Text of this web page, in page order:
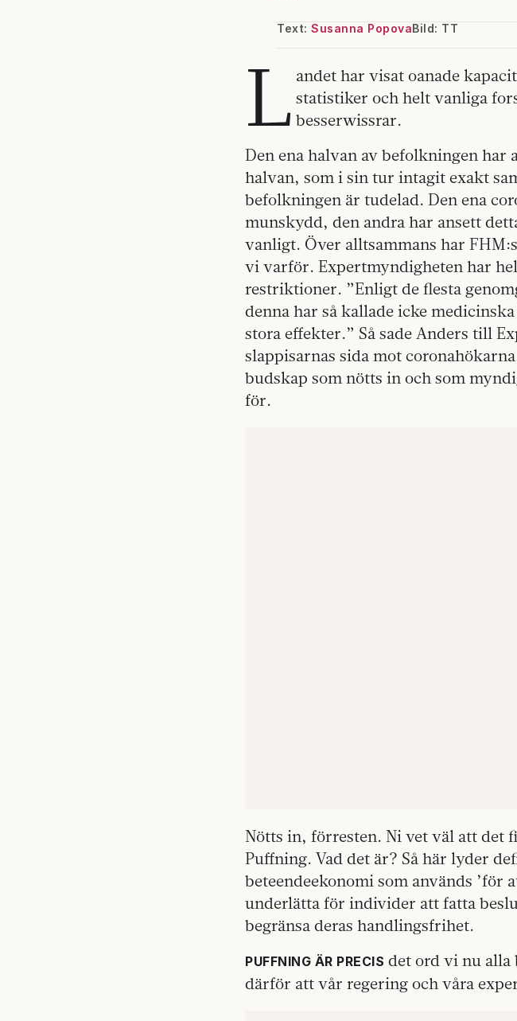
Text: Susanna PopovaBild: TT
L andet har visat oanade
statistiker och helt vanliga
besserwissrar.
Den ena halvan av befolkningen har
halvan, som i sin tur intagit exakt
befolkningen är tudelad. Den ena
munskydd, den andra har ansett
vanligt. Över alltsammans har
vi varför. Expertmyndigheten har
restriktioner. ”Enligt de flesta
denna har så kallade icke
stora effekter.” Så sade Anders till
slappisarnas sida mot
budskap som nötts in och som
för.
Nötts in, förresten. Ni vet väl att det
Puffning. Vad det är? Så här lyder
beteendeekonomi som används
underlätta för individer att fatta
begränsa deras handlingsfrihet.
PUFFNING ÄR PRECIS det ord vi nu alla
därför att vår regering och våra